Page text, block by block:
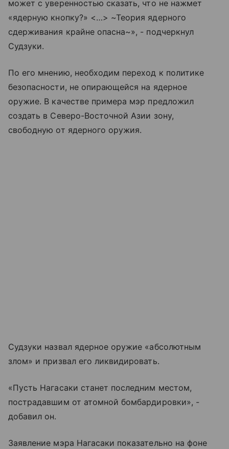
может с уверенностью сказать, что не нажмет
«ядерную кнопку?» <…> ~Теория ядерного
сдерживания крайне опасна~», - подчеркнул
Судзуки.
По его мнению, необходим переход к политике
безопасности, не опирающейся на ядерное
оружие. В качестве примера мэр предложил
создать в Северо-Восточной Азии зону,
свободную от ядерного оружия.
Судзуки назвал ядерное оружие «абсолютным
злом» и призвал его ликвидировать.
«Пусть Нагасаки станет последним местом,
пострадавшим от атомной бомбардировки», -
добавил он.
Заявление мэра Нагасаки показательно на фоне